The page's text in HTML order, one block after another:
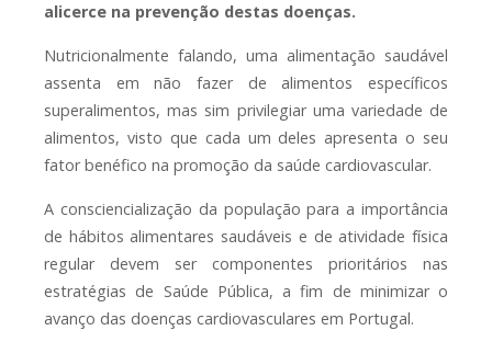
alicerce na prevenção destas doenças.
Nutricionalmente falando, uma alimentação saudável
assenta em não fazer de alimentos específicos
superalimentos, mas sim privilegiar uma variedade de
alimentos, visto que cada um deles apresenta o seu
fator benéfico na promoção da saúde cardiovascular.
A consciencialização da população para a importância
de hábitos alimentares saudáveis e de atividade física
regular devem ser componentes prioritários nas
estratégias de Saúde Pública, a fim de minimizar o
avanço das doenças cardiovasculares em Portugal.